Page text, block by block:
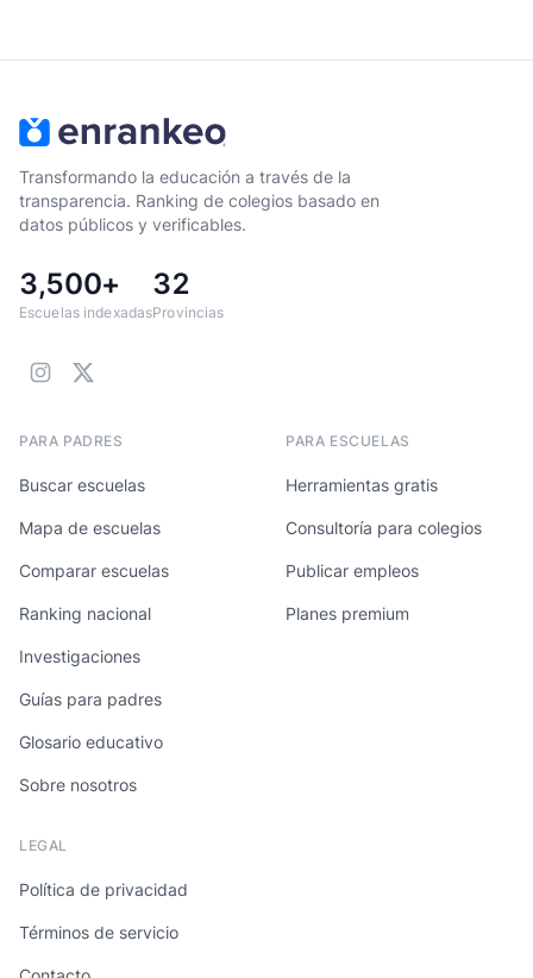
Transformando la educación a través de la
transparencia. Ranking de colegios basado en
datos públicos y verificables.
3,500+
Escuelas indexadas
32
Provincias
PARA PADRES
Buscar escuelas
Mapa de escuelas
Comparar escuelas
Ranking nacional
Investigaciones
Guías para padres
Glosario educativo
Sobre nosotros
PARA ESCUELAS
Herramientas gratis
Consultoría para colegios
Publicar empleos
Planes premium
LEGAL
Política de privacidad
Términos de servicio